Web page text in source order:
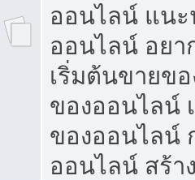
ออนไลน์ แนะ
ออนไลน์ อย
เริ่มต้นขายข
ของออนไลน์
ของออนไลน์
ออนไลน์ สร้า